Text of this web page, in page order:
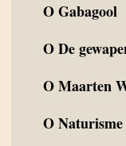
OGabagool
ODe
OMaarten
ONaturisme